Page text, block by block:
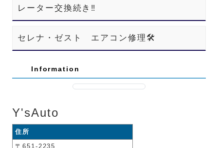
レーター交換続き‼️
セレナ・ゼスト エアコン修理🛠️
Information
Y'sAuto
住所
〒651-2235